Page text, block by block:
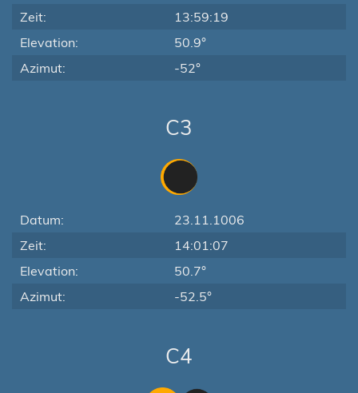
Zeit:
13:59:19
Elevation:
50.9°
Azimut:
-52°
C3
Datum:
23.11.1006
Zeit:
14:01:07
Elevation:
50.7°
Azimut:
-52.5°
C4